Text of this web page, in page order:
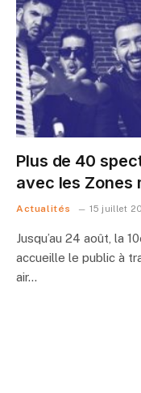
Plus de 40
avec les Zones
Actualités 15 juillet
Jusqu’au 24 août, la
accueille le public à
air…